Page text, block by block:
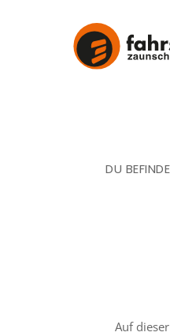
ZAUNSCHIRM
Auf